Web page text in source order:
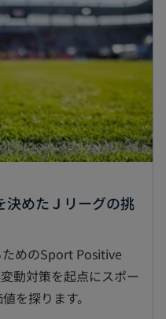
決めたＪリーグの挑
めのSport Positive
動対策を起点にスポー
を探ります。